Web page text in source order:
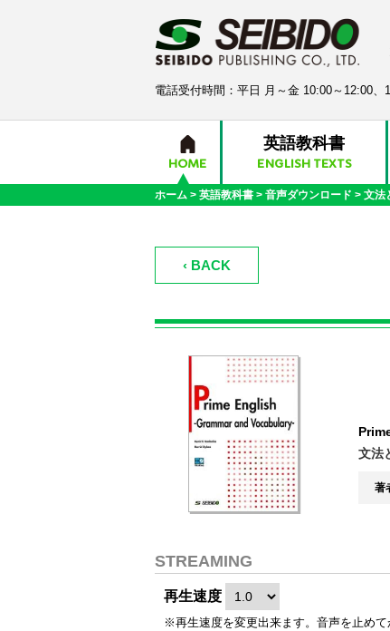
電話受付時間：平日 月～金 10:00～12:00、
HOME
英語教科書
ENGLISH TEXTS
ホーム > 英語教科書 > 音声ダウンロード > 文法
‹ BACK
文法
著
STREAMING
再生速度
※再生速度を変更出来ます。音声を止めて